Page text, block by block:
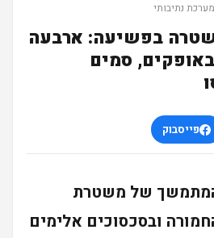
מערכת נתיבותי
בפשיעה: ארבעה
סמים
פייסבוק
של משטרת
ובסכסוכים אלימים